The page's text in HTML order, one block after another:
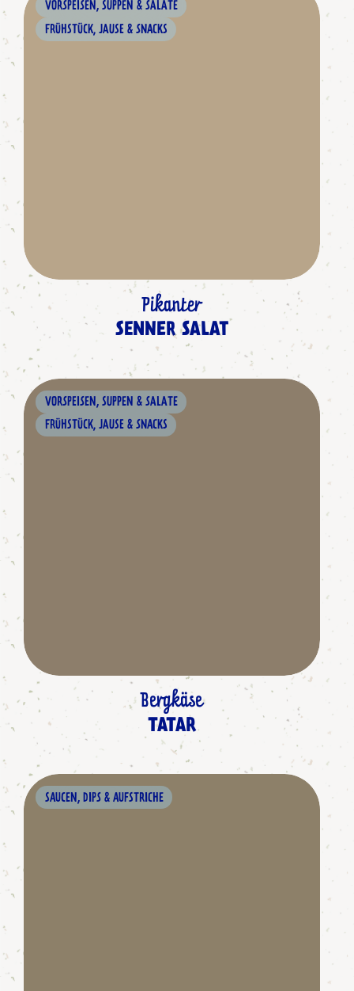
VORSPEISEN, SUPPEN & SALATE
FRÜHSTÜCK, JAUSE & SNACKS
Pikanter
SENNER SALAT
VORSPEISEN, SUPPEN & SALATE
FRÜHSTÜCK, JAUSE & SNACKS
Bergkäse
TATAR
SAUCEN, DIPS & AUFSTRICHE